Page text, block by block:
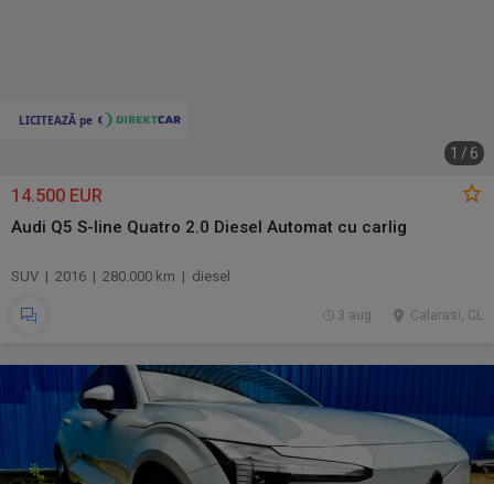
1 / 6
14.500 EUR
Audi Q5 S-line Quatro 2.0 Diesel Automat cu carlig
SUV | 2016 | 280.000 km | diesel
Calarasi, CL
3 aug.